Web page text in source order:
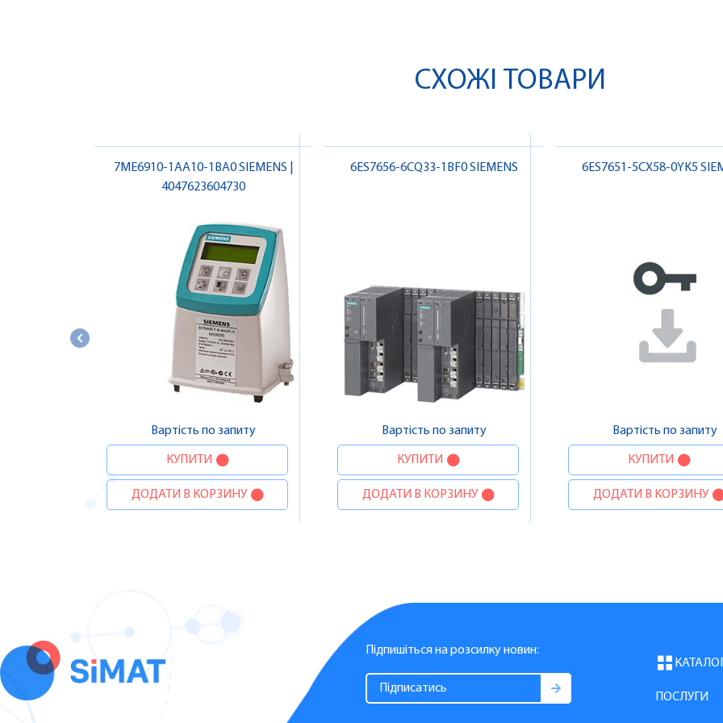
СХОЖІ ТОВАРИ
7ME6910-1AA10-1BA0 SIEMENS |
4047623604730
Вартість по запиту
КУПИТИ
ДОДАТИ В КОРЗИНУ
6ES7656-6CQ33-1BF0 SIEMENS
Вартість по запиту
КУПИТИ
ДОДАТИ В КОРЗИНУ
6ES7651-5CX58-0YK5
Вартість по запиту
КУПИТИ
ДОДАТИ В КОРЗИНУ
Підпишіться на розсилку новин:
КАТАЛОГ
ПОСЛУГИ